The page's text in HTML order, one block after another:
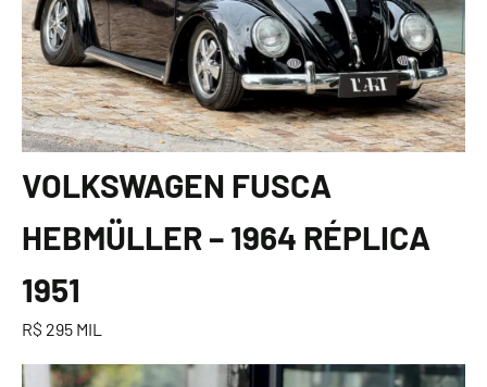
VOLKSWAGEN FUSCA
HEBMÜLLER – 1964 RÉPLICA
1951
R$ 295 MIL